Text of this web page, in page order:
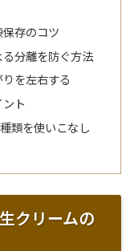
存のコツ
分離を防ぐ方法
を左右する
ト
類を使いこなし
クリームの